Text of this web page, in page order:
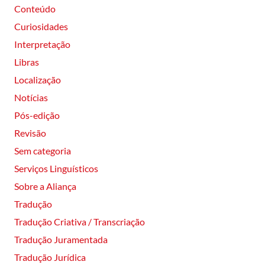
Conteúdo
Curiosidades
Interpretação
Libras
Localização
Notícias
Pós-edição
Revisão
Sem categoria
Serviços Linguísticos
Sobre a Aliança
Tradução
Tradução Criativa / Transcriação
Tradução Juramentada
Tradução Jurídica